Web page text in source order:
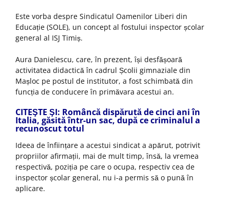
Este vorba despre Sindicatul Oamenilor Liberi din
Educație (SOLE), un concept al fostului inspector școlar
general al ISJ Timiș.
Aura Danielescu, care, în prezent, își desfășoară
activitatea didactică în cadrul Școlii gimnaziale din
Mașloc pe postul de institutor, a fost schimbată din
funcția de conducere în primăvara acestui an.
CITEŞTE ŞI: Româncă dispărută de cinci ani în
Italia, găsită într-un sac, după ce criminalul a
recunoscut totul
Ideea de înființare a acestui sindicat a apărut, potrivit
propriilor afirmații, mai de mult timp, însă, la vremea
respectivă, poziția pe care o ocupa, respectiv cea de
inspector școlar general, nu i-a permis să o pună în
aplicare.